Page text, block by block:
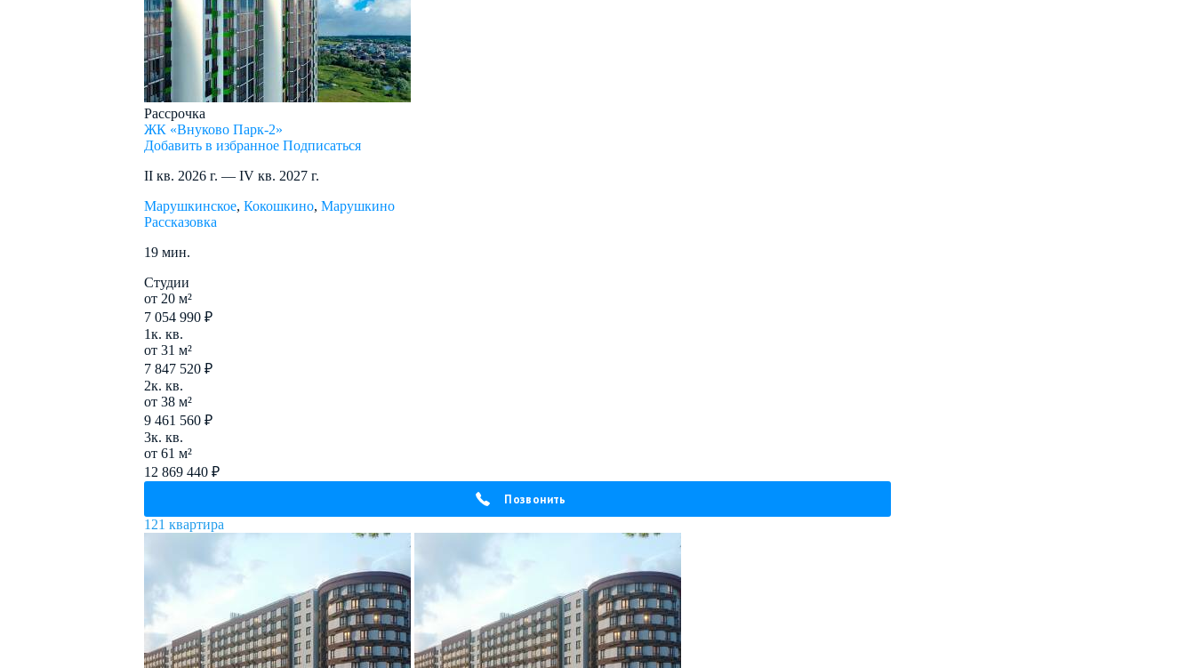
Рассрочка
ЖК «Внуково Парк-2»
Добавить в избранное Подписаться
II кв. 2026 г. — IV кв. 2027 г.
Марушкинское, Кокошкино, Марушкино
Рассказовка
19 мин.
Студии
от 20 м²
7 054 990 ₽
1к. кв.
от 31 м²
7 847 520 ₽
2к. кв.
от 38 м²
9 461 560 ₽
3к. кв.
от 61 м²
12 869 440 ₽
Позвонить
121 квартира